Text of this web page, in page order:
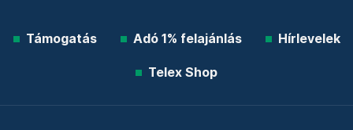
Támogatás Adó 1% felajánlás Hírlevelek
Telex Shop